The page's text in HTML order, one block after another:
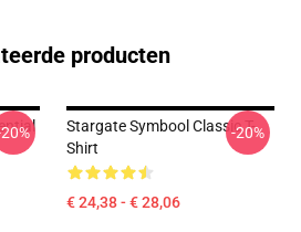
producten
Stargate Symbool Classic T-
Shirt
€ 24,38 - € 28,06
-20%